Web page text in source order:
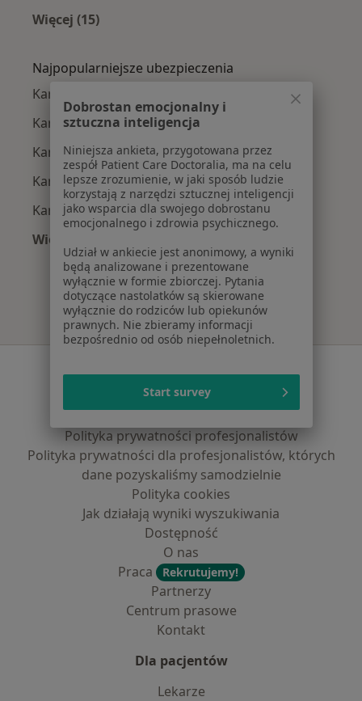
Więcej (15)
Najpopularniejsze ubezpieczenia
Kardiolodzy z TU Zdrowie w Gdańsku
Kardiolodzy z Medicover w Gdańsku
Kardiolodzy z Allianz w Gdańsku
Kardiolodzy z Signal Iduna w Gdańsku
Kardiolodzy z JP MEDICA w Gdańsku
Więcej (5)
Więcej w kategorii: Najpopularniejsze
Regulamin
Polityka prywatności profesjonalistów
Polityka prywatności dla profesjonalistów, których
dane pozyskaliśmy samodzielnie
Polityka cookies
Jak działają wyniki wyszukiwania
Dostępność
O nas
Praca
Rekrutujemy!
Partnerzy
Centrum prasowe
Kontakt
Dla pacjentów
Lekarze
Dobrostan emocjonalny i
sztuczna inteligencja
Niniejsza ankieta, przygotowana przez
zespół Patient Care Doctoralia, ma na celu
lepsze zrozumienie, w jaki sposób ludzie
korzystają z narzędzi sztucznej inteligencji
jako wsparcia dla swojego dobrostanu
emocjonalnego i zdrowia psychicznego.
Udział w ankiecie jest anonimowy, a wyniki
będą analizowane i prezentowane
wyłącznie w formie zbiorczej. Pytania
dotyczące nastolatków są skierowane
wyłącznie do rodziców lub opiekunów
prawnych. Nie zbieramy informacji
bezpośrednio od osób niepełnoletnich.
Start survey